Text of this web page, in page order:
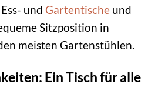
und Gartentische und
Sitzposition in
meisten Gartenstühlen.
Ein Tisch für alle